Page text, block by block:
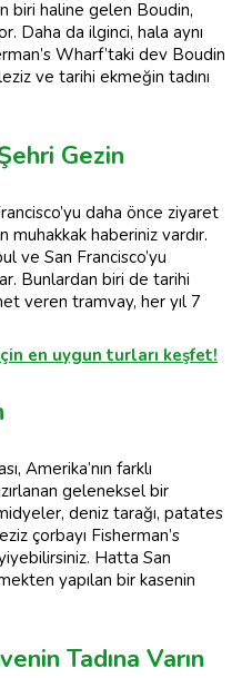
biri haline gelen Boudin,
Daha da ilginci, hala aynı
Wharf’taki dev Boudin
ve tarihi ekmeğin tadını
Gezin
daha önce ziyaret
haberiniz vardır.
ve San Francisco’yu
Bunlardan biri de tarihi
veren tramvay, her yıl 7
en uygun turları keşfet!
Amerika’nın farklı
geleneksel bir
deniz tarağı, patates
çorbayı Fisherman’s
Hatta San
yapılan bir kasenin
Tadına Varın